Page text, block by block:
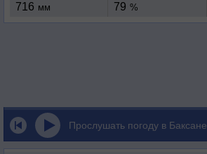
716 мм 79 %
Прослушать погоду в Баксане